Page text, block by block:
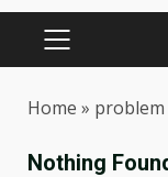
PRIMARY
Home »
Nothing